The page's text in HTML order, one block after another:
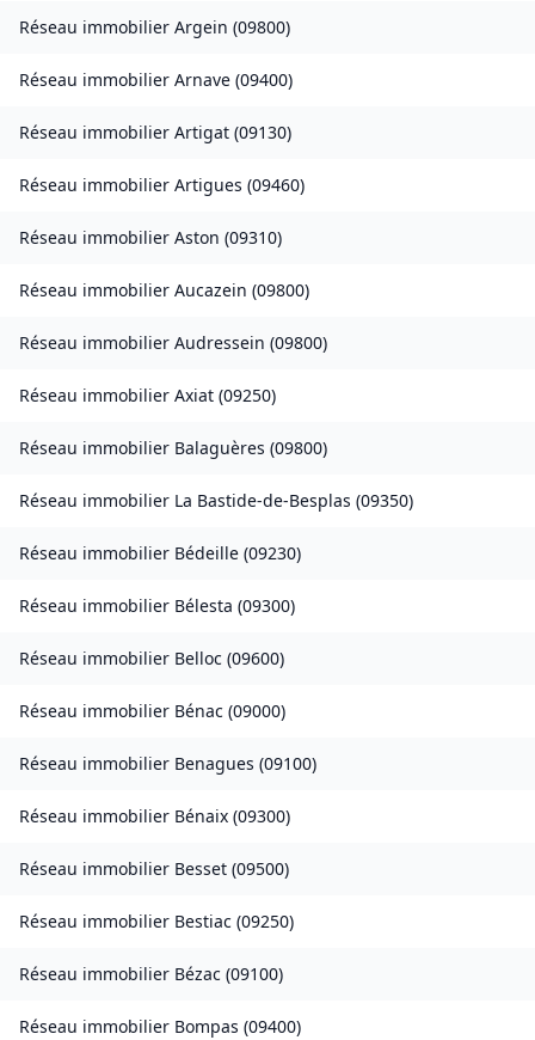
Réseau immobilier Argein (09800)
Réseau immobilier Arnave (09400)
Réseau immobilier Artigat (09130)
Réseau immobilier Artigues (09460)
Réseau immobilier Aston (09310)
Réseau immobilier Aucazein (09800)
Réseau immobilier Audressein (09800)
Réseau immobilier Axiat (09250)
Réseau immobilier Balaguères (09800)
Réseau immobilier La Bastide-de-Besplas (09350)
Réseau immobilier Bédeille (09230)
Réseau immobilier Bélesta (09300)
Réseau immobilier Belloc (09600)
Réseau immobilier Bénac (09000)
Réseau immobilier Benagues (09100)
Réseau immobilier Bénaix (09300)
Réseau immobilier Besset (09500)
Réseau immobilier Bestiac (09250)
Réseau immobilier Bézac (09100)
Réseau immobilier Bompas (09400)